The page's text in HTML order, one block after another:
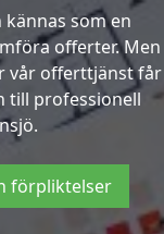
som en
offerter. Men
vår offerttjänst får
till professionell
förpliktelser